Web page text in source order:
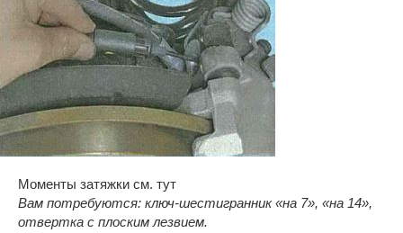
Моменты затяжки см. тут
Вам потребуются: ключ-шестигранник «на 7», «на 14»,
отвертка с плоским лезвием.